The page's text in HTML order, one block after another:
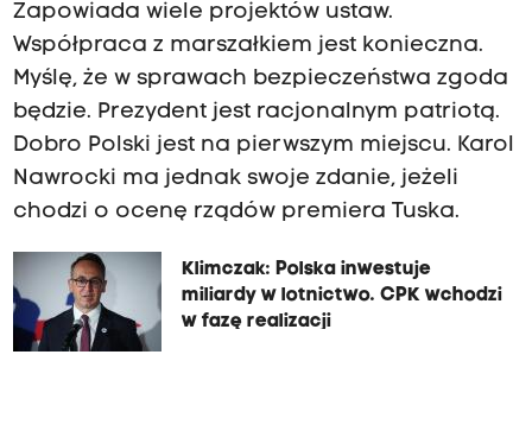
Zapowiada wiele projektów ustaw.
Współpraca z marszałkiem jest konieczna.
Myślę, że w sprawach bezpieczeństwa zgoda
będzie. Prezydent jest racjonalnym patriotą.
Dobro Polski jest na pierwszym miejscu. Karol
Nawrocki ma jednak swoje zdanie, jeżeli
chodzi o ocenę rządów premiera Tuska.
Klimczak: Polska inwestuje
miliardy w lotnictwo. CPK wchodzi
w fazę realizacji